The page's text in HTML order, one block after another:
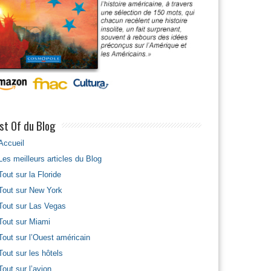
Of du Blog
meilleurs articles du Blog
sur la Floride
sur New York
sur Las Vegas
sur Miami
sur l’Ouest américain
sur les hôtels
sur l’avion